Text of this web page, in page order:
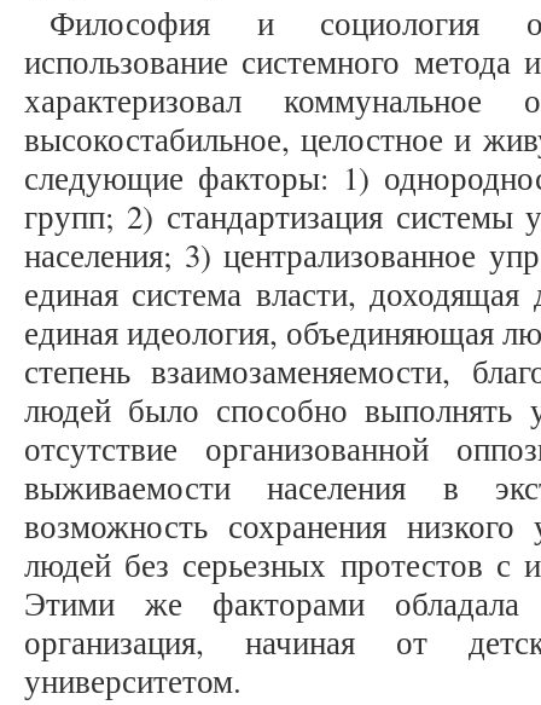
Философия и социология
использование системного
характеризовал
высокостабильное, целостное и
следующие факторы: 1)
групп; 2) стандартизация системы
населения; 3) централизованное
единая система власти,
единая идеология, объединяющая
степень взаимозаменяемости,
людей было способно выполнять
отсутствие организованной
выживаемости населения в
возможность сохранения
людей без серьезных протестов
Этими же факторами обладала
организация, начиная от
университетом.